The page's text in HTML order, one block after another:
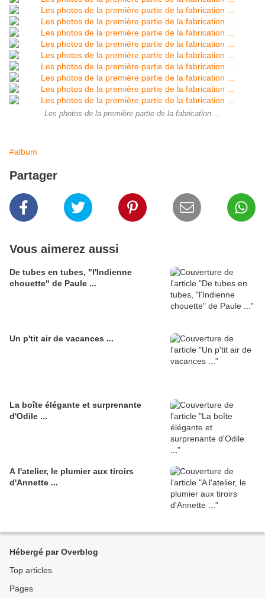
Les photos de la première partie de la fabrication ...
#album
Partager
Vous aimerez aussi
De tubes en tubes, "l'Indienne
chouette" de Paule ...
Un p'tit air de vacances ...
La boîte élégante et surprenante
d'Odile ...
A l'atelier, le plumier aux tiroirs
d'Annette ...
Hébergé par Overblog
Top articles
Pages